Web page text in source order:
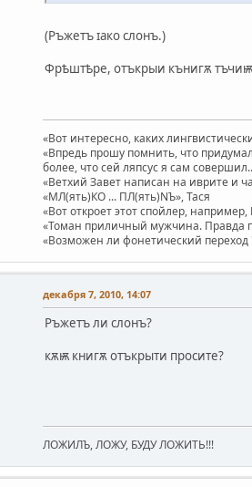
(Ръжетъ ɪако слонъ.)
Фрѣштѣре, отъкрыи кънигѫ
«Вот интересно, каких
«Впредь прошу помнить, что
более, что сей ляпсус я сам
«Ветхий Завет написан на иврите и
«МЛ(ять)КО ... ПЛ(ять)NЪ», Тася
«Вот откроет этот спойлер,
«Томан приличный мужчина. Правда
«Возможен ли фонетический
декабря 7, 2010, 14:07
Ръжетъ ли слонъ?
кѫѭ книгѫ отъкрыти просите?
ЛОЖИЛЪ, ЛОЖУ, БУДУ ЛОЖИТЬ!!!